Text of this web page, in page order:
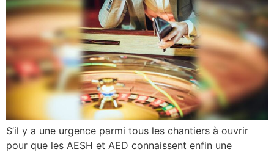
S’il y a une urgence parmi tous les chantiers à ouvrir
pour que les AESH et AED connaissent enfin une